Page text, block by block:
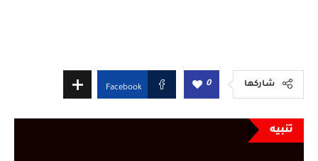
شاركها 0
Facebook
تنبيه